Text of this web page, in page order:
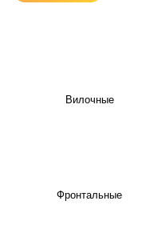
Вилочные
Фронтальные